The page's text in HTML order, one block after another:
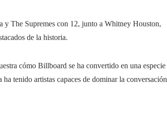
y The Supremes con 12, junto a Whitney Houston,
de la historia.
cómo Billboard se ha convertido en una especie
tenido artistas capaces de dominar la conversación